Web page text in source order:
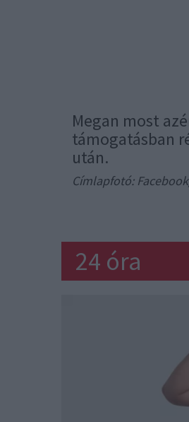
Megan most
támogatásban
után.
Címlapfotó:
24 óra